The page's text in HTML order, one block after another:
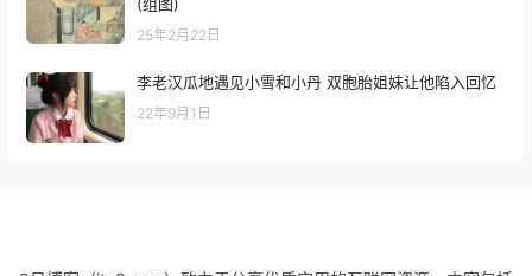
(组图)
25年2月22日
李老汉瓜地遇见小雪和小丹 双胞胎姐妹让他陷入回忆
22年9月1日